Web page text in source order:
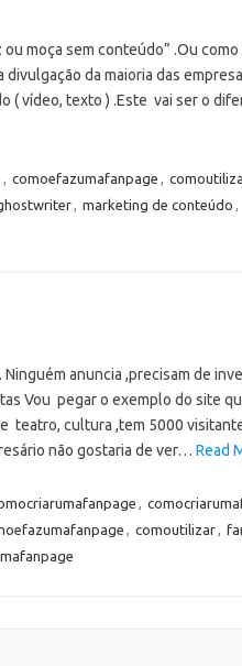
moça sem conteúdo” .Ou
da maioria das
vídeo, texto ) .Este vai ser o
, comoefazumafanpage ,
, marketing de conteúdo ,
anuncia ,precisam de
Vou pegar o exemplo do site
teatro, cultura ,tem 5000
não gostaria de ver… Read
,
, comoutilizar,